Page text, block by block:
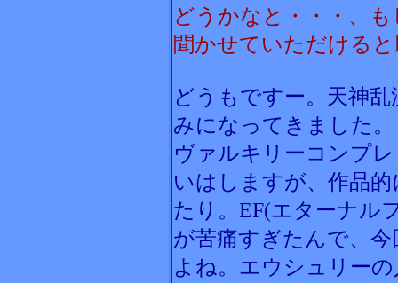
どうかなと・・・、
聞かせていただける
どうもですー。天神
みになってきました。
ヴァルキリーコンプ
いはしますが、作品
たり。EF(エターナル
が苦痛すぎたんで、
よね。エウシュリー